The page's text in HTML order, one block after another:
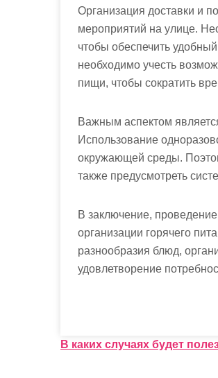
Организация доставки и
мероприятий на улице.
чтобы обеспечить
необходимо учесть
пищи, чтобы сократить
Важным аспектом
Использование
окружающей среды.
также предусмотреть
В заключение,
организации горячего
разнообразия блюд,
удовлетворение
Н
В каких случаях будет